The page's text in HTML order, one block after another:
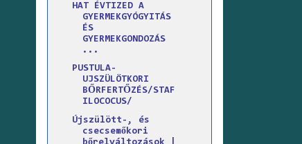
HAT ÉVTIZED A
GYERMEKGYÓGYITÁS
ÉS
GYERMEKGONDOZÁS
...
PUSTULA-
UJSZÜLÖTKORI
BŐRFERTŐZÉS/STAF
ILOCOCUS/
Újszülött-, és
csecsemőkori